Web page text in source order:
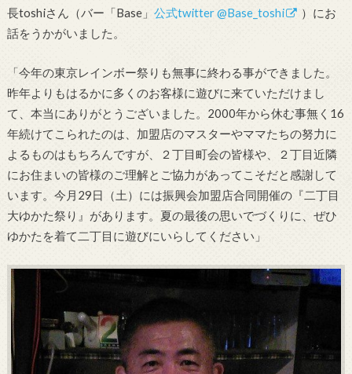
長toshiさん（バー「Base」 公式twitter @Base_toshi
）にお
話をうかがいました。
「今年の東京レインボー祭りも無事に終わる事ができました。
昨年よりもはるかに多くのお客様に遊びに来ていただけまし
て、本当にありがとうございました。2000年から休む事無く16
年続けてこられたのは、加盟店のマスターやママたちの努力に
よるものはもちろんですが、２丁目町会の皆様や、２丁目近隣
にお住まいの皆様のご理解とご協力があってこそだと感謝して
います。今月29日（土）には振興会加盟店合同開催の『二丁目
大ゆかた祭り』があります。夏の最後の思いでづくりに、ぜひ
ゆかたを着て二丁目に遊びにいらしてください」